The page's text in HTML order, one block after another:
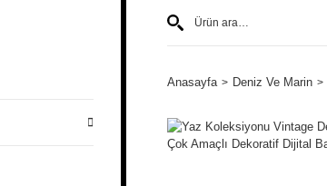
Anasayfa Deniz Ve Marin